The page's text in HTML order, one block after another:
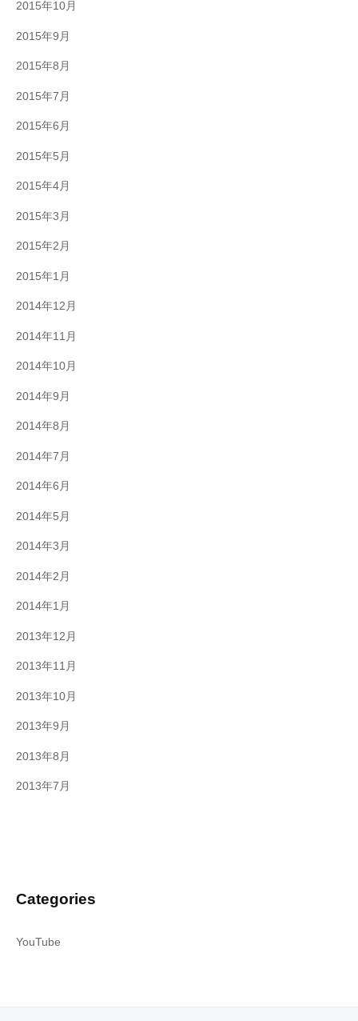
2015年10月
2015年9月
2015年8月
2015年7月
2015年6月
2015年5月
2015年4月
2015年3月
2015年2月
2015年1月
2014年12月
2014年11月
2014年10月
2014年9月
2014年8月
2014年7月
2014年6月
2014年5月
2014年3月
2014年2月
2014年1月
2013年12月
2013年11月
2013年10月
2013年9月
2013年8月
2013年7月
Categories
YouTube